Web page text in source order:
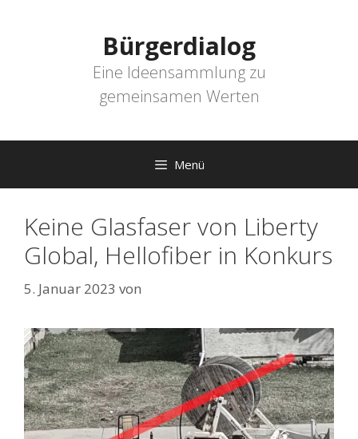
Bürgerdialog
Eine Ideensammlung zu
gemeinsamen Werten
Menü
Keine Glasfaser von Liberty
Global, Hellofiber in Konkurs
5. Januar 2023 von